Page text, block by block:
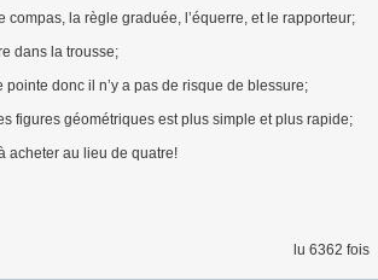
compas, la règle graduée, l’équerre, et le rapporteur;
dans la trousse;
donc il n’y a pas de risque de blessure;
figures géométriques est plus simple et plus rapide;
acheter au lieu de quatre!
lu 6362 fois